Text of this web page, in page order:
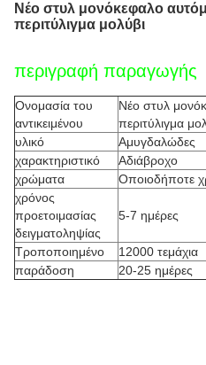
Νέο στυλ μονόκεφαλο
περιτύλιγμα μολύβι
περιγραφή παραγωγής
Ονομασία του
αντικειμένου
Νέο στυλ
περιτύλιγμα
υλικό
Αμυγδαλώδες
χαρακτηριστικό
Αδιάβροχο
χρώματα
Οποιοδήποτε
χρόνος
προετοιμασίας
δειγματοληψίας
5-7 ημέρες
Τροποποιημένο
12000 τεμάχια
παράδοση
20-25 ημέρες